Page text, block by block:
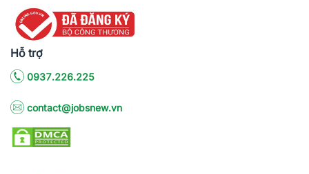
Hỗ trợ
0937.226.225
contact@jobsnew.vn